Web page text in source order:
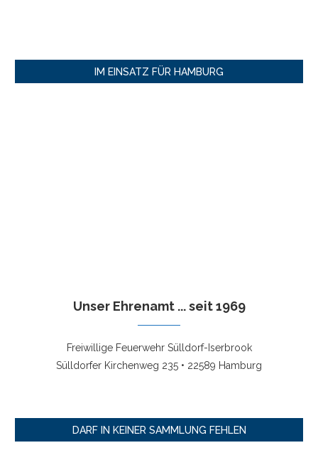
IM EINSATZ FÜR HAMBURG
Unser Ehrenamt ... seit 1969
Freiwillige Feuerwehr Sülldorf-Iserbrook
Sülldorfer Kirchenweg 235 • 22589 Hamburg
DARF IN KEINER SAMMLUNG FEHLEN